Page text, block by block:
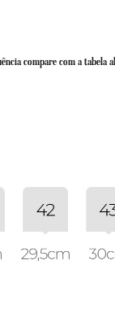
compare com a tabela